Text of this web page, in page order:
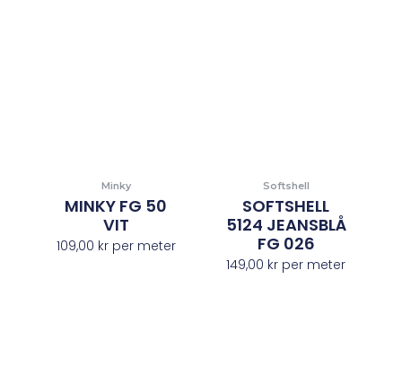
Minky
MINKY FG 50
VIT
109,00 krper meter
Softshell
SOFTSHELL
5124 JEANSBLÅ
FG 026
149,00 kr per meter